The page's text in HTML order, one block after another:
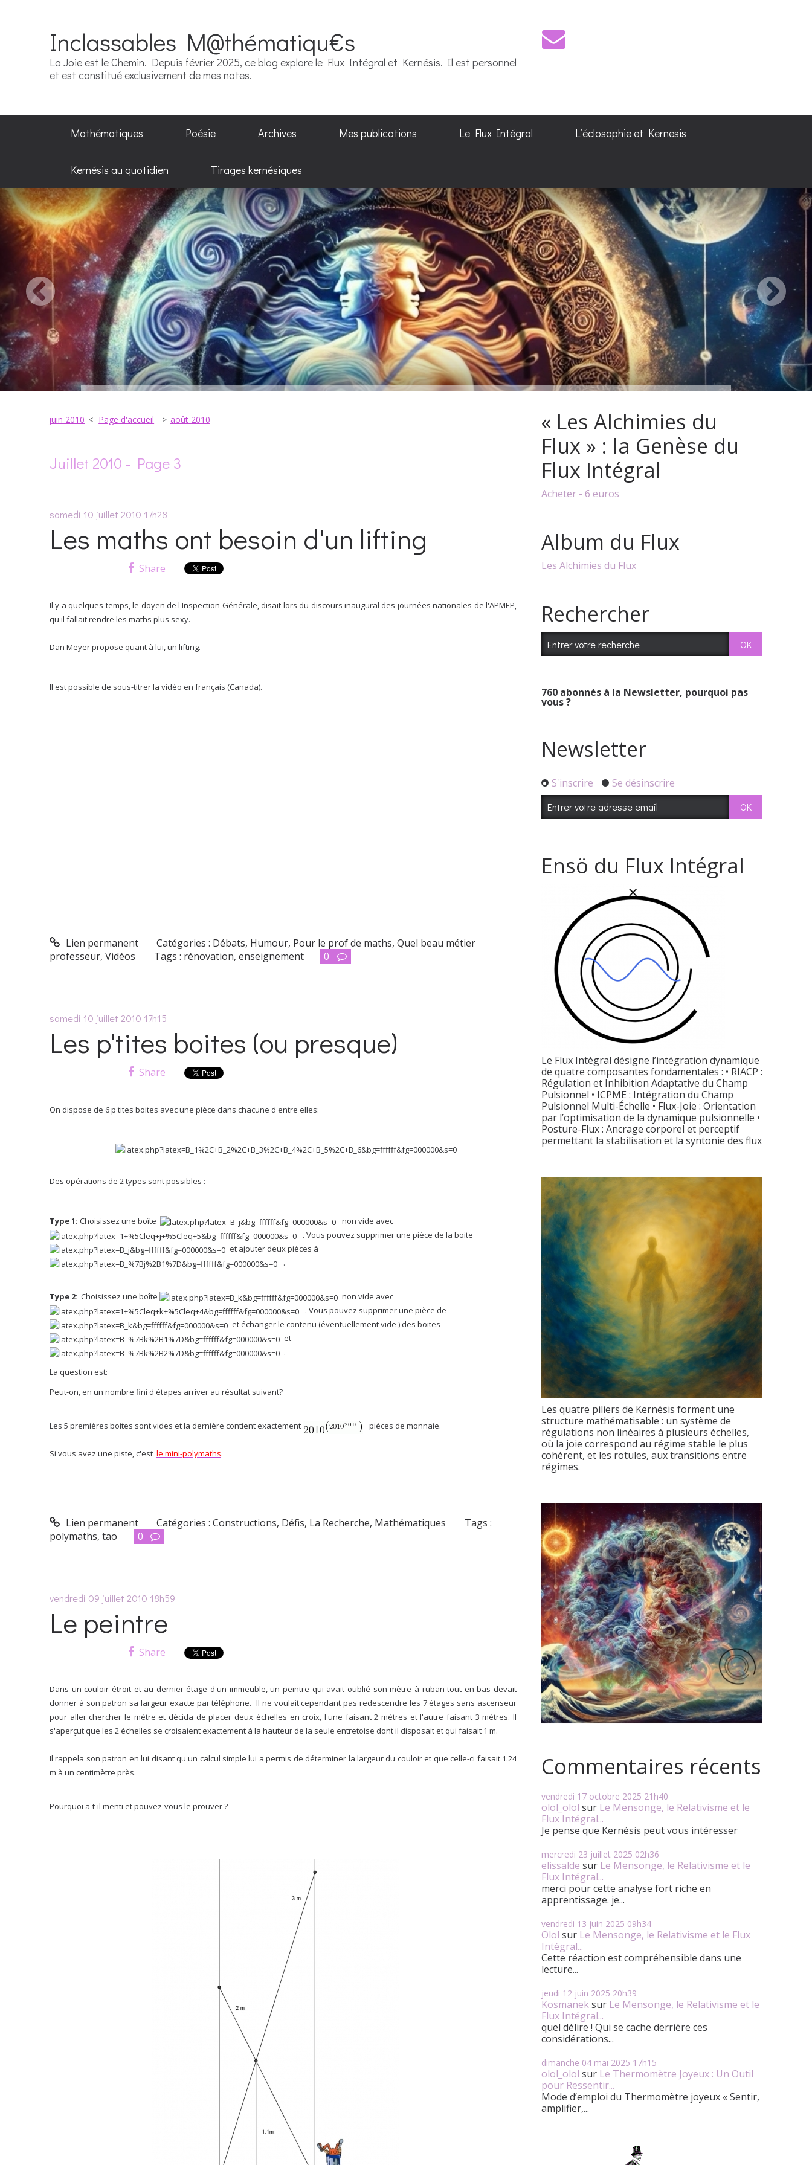
Inclassables M@thématiqu€s
La Joie est le Chemin. Depuis février 2025, ce blog explore le Flux Intégral et Kernésis. Il est personnel
et est constitué exclusivement de mes notes.
Mathématiques Poésie Archives Mes publications Le Flux Intégral L’éclosophie et Kernesis
Kernésis au quotidien Tirages kernésiques
juin 2010 Page d'accueil août 2010
Juillet 2010 - Page 3
samedi 10 juillet 2010 17h28
Les maths ont besoin d'un lifting
Share
Il y a quelques temps, le doyen de l'Inspection Générale, disait lors du discours inaugural des journées nationales de l'APMEP,
qu'il fallait rendre les maths plus sexy.
Dan Meyer propose quant à lui, un lifting.
Il est possible de sous-titrer la vidéo en français (Canada).
Lien permanent Catégories : Débats, Humour, Pour le prof de maths,Quel beau métier
professeur, Vidéos Tags : rénovation, enseignement 0
samedi 10 juillet 2010 17h15
Les p'tites boites (ou presque)
Share
On dispose de 6 p'tites boites avec une pièce dans chacune d'entre elles:
Des opérations de 2 types sont possibles :
Type 1: Choisissez une boîte
non vide avec
. Vous pouvez supprimer une pièce de la boite
et ajouter deux pièces à
.
Type 2: Choisissez une boîte
non vide avec
. Vous pouvez supprimer une pièce de
et échanger le contenu (éventuellement vide ) des boites
et
.
La question est:
Peut-on, en un nombre fini d'étapes arriver au résultat suivant?
Les 5 premières boites sont vides et la dernière contient exactement pièces de monnaie.
Si vous avez une piste, c'est le mini-polymaths.
Lien permanent Catégories :Constructions, Défis, La Recherche, Mathématiques
Tags :
polymaths, tao 0
vendredi 09 juillet 2010 18h59
Le peintre
Share
Dans un couloir étroit et au dernier étage d'un immeuble, un peintre qui avait oublié son mètre à ruban tout en bas devait
donner à son patron sa largeur exacte par téléphone. Il ne voulait cependant pas redescendre les 7 étages sans ascenseur
pour aller chercher le mètre et décida de placer deux échelles en croix, l'une faisant 2 mètres et l'autre faisant 3 mètres. Il
s'aperçut que les 2 échelles se croisaient exactement à la hauteur de la seule entretoise dont il disposait et qui faisait 1 m.
Il rappela son patron en lui disant qu'un calcul simple lui a permis de déterminer la largeur du couloir et que celle-ci faisait 1.24
m à un centimètre près.
Pourquoi a-t-il menti et pouvez-vous le prouver ?
« Les Alchimies du
Flux » : la Genèse du
Flux Intégral
Acheter - 6 euros
Album du Flux
Les Alchimies du Flux
Rechercher
760abonnés à la Newsletter, pourquoi pas
vous ?
Newsletter
S'inscrire Se désinscrire
Ensö du Flux Intégral
Le Flux Intégral désigne l’intégration dynamique
de quatre composantes fondamentales : • RIACP :
Régulation et Inhibition Adaptative du Champ
Pulsionnel • ICPME : Intégration du Champ
Pulsionnel Multi-Échelle • Flux-Joie : Orientation
par l’optimisation de la dynamique pulsionnelle •
Posture-Flux : Ancrage corporel et perceptif
permettant la stabilisation et la syntonie des flux
Les quatre piliers de Kernésis forment une
structure mathématisable : un système de
régulations non linéaires à plusieurs échelles,
où la joie correspond au régime stable le plus
cohérent, et les rotules, aux transitions entre
régimes.
Commentaires récents
vendredi 17 octobre 2025 21h40
olol_olol sur Le Mensonge, le Relativisme et le
Flux Intégral...
Je pense que Kernésis peut vous intéresser
mercredi 23 juillet 2025 02h36
elissalde sur Le Mensonge, le Relativisme et le
Flux Intégral...
merci pour cette analyse fort riche en
apprentissage. je...
vendredi 13 juin 2025 09h34
Olol sur Le Mensonge, le Relativisme et le Flux
Intégral...
Cette réaction est compréhensible dans une
lecture...
jeudi 12 juin 2025 20h39
Kosmaneksur Le Mensonge, le Relativisme et le
Flux Intégral...
quel délire ! Qui se cache derrière ces
considérations...
dimanche 04 mai 2025 17h15
olol_olol sur Le Thermomètre Joyeux : Un Outil
pour Ressentir...
Mode d’emploi du Thermomètre joyeux « Sentir,
amplifier,...